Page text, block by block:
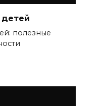
полезные